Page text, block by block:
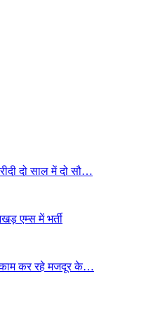
दो साल में दो सौ…
एम्स में भर्ती
काम कर रहे मजदूर के…